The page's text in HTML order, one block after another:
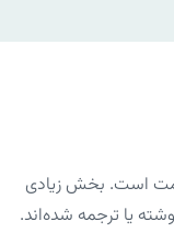
است. بخش زیادی
یا ترجمه شده‌اند.